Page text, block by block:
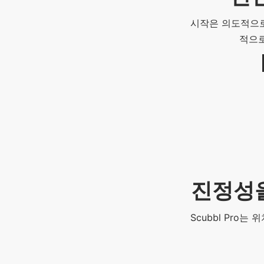
시작은 의도적으
적으
진정성
Scubbl Pro는 위